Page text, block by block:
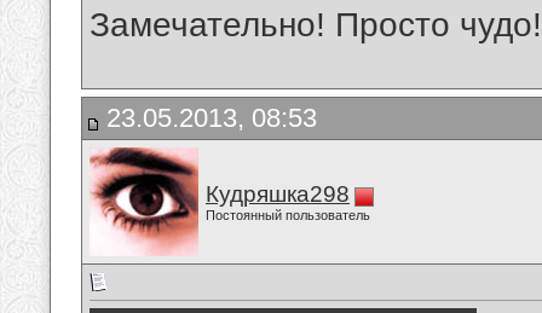
Замечательно! Просто чудо!
23.05.2013, 08:53
Кудряшка298
Постоянный пользователь